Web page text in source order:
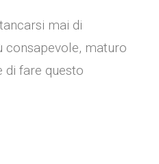
mai di
consapevole, maturo
di fare questo